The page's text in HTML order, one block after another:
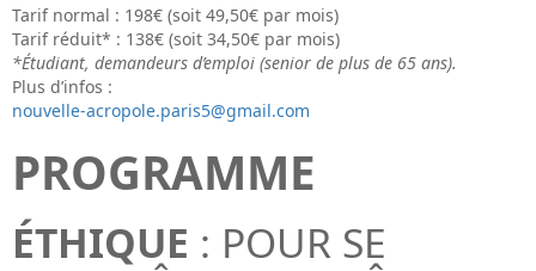
Tarif normal : 198€ (soit 49,50€ par mois)
Tarif réduit* : 138€ (soit 34,50€ par mois)
*Étudiant, demandeurs d’emploi (senior de plus de 65 ans).
Plus d’infos :
nouvelle-acropole.paris5@gmail.com
PROGRAMME
ÉTHIQUE : POUR SE